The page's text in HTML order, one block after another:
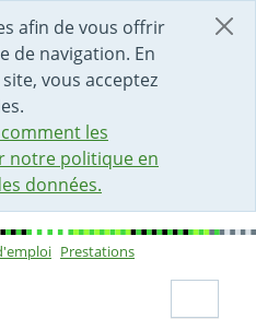
afin de vous offrir
de navigation. En
vous acceptez
les
notre politique en
données.
PAGE
Prestations